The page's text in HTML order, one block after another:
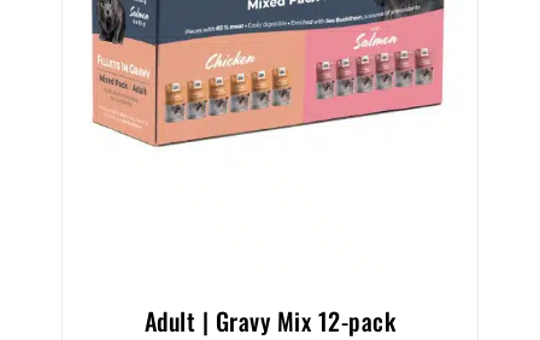
Adult | Gravy Mix 12-pack